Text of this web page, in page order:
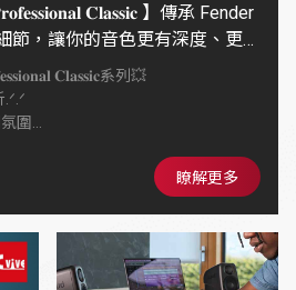
𝐂𝐥𝐚𝐬𝐬𝐢𝐜 】傳承 Fender
節，讓你的音色更有深度、更有
𝐂𝐥𝐚𝐬𝐬𝐢𝐜系列💥
圍
瞭解更多